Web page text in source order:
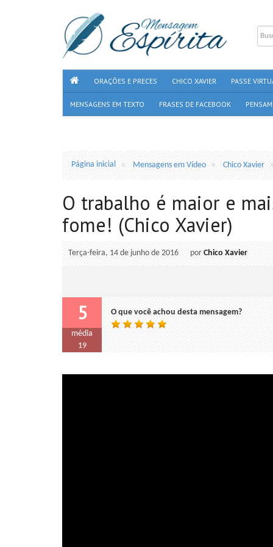
ORAÇÕES E PRECES CHICO XAVIER PASSE
MENSAGENS EM TEXTO FRASES DE FACEBOOK
Página inicial Mensagens em Vídeo Chico Xavier
O trabalho é maior e
fome! (Chico Xavier)
Terça-feira, 14 de junho de 2016 porChico Xavier
5
média
19
O que você achou desta mensagem?